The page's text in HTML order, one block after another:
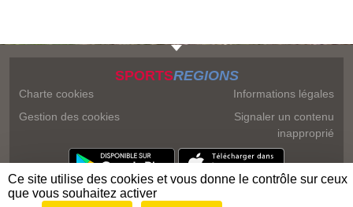
SPORTSREGIONS
Charte cookies
Gestion des cookies
Informations légales
Signaler un contenu
inapproprié
Ce site utilise des cookies et vous donne le contrôle sur ceux
que vous souhaitez activer